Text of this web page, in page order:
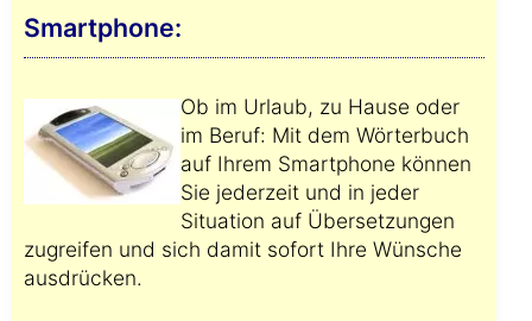
Smartphone:
Ob im Urlaub, zu Hause oder
im Beruf: Mit dem Wörterbuch
auf Ihrem Smartphone können
Sie jederzeit und in jeder
Situation auf Übersetzungen
zugreifen und sich damit sofort Ihre Wünsche
ausdrücken.